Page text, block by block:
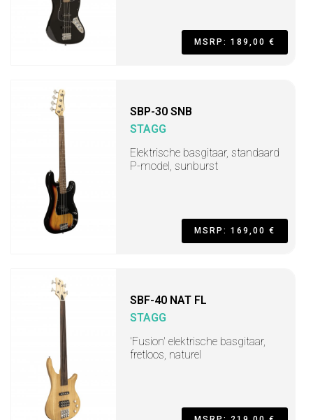
MSRP: 189,00 €
SBP-30 SNB
STAGG
Elektrische basgitaar, standaard
P-model, sunburst
MSRP: 169,00 €
SBF-40 NAT FL
STAGG
'Fusion' elektrische basgitaar,
fretloos, naturel